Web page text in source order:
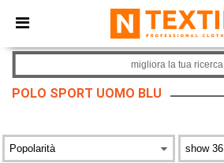
× App Ntextil
Prezzi migliori sull'app!
POLO SPORT UOMO BLU
migliora la tua ricerca